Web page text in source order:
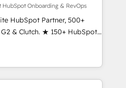
Onboarding & RevOps
HubSpot Partner, 500+
& Clutch. ★ 150+ HubSpot
across the team ★
across five continents ★ AI-
obsessed ★
helps